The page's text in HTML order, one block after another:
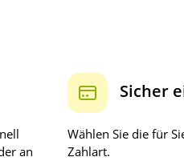
an
Sicher
Wählen Sie die für
Zahlart.